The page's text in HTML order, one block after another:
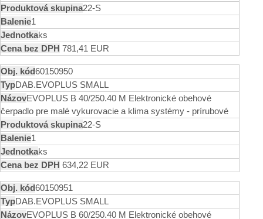
22-S
1
ks
781,41 EUR
60150950
DAB.EVOPLUS SMALL
EVOPLUS B 40/250.40 M Elektronické obehové
čerpadlo pre malé vykurovacie a klima systémy - prírubové
22-S
1
ks
634,22 EUR
60150951
DAB.EVOPLUS SMALL
EVOPLUS B 60/250.40 M Elektronické obehové